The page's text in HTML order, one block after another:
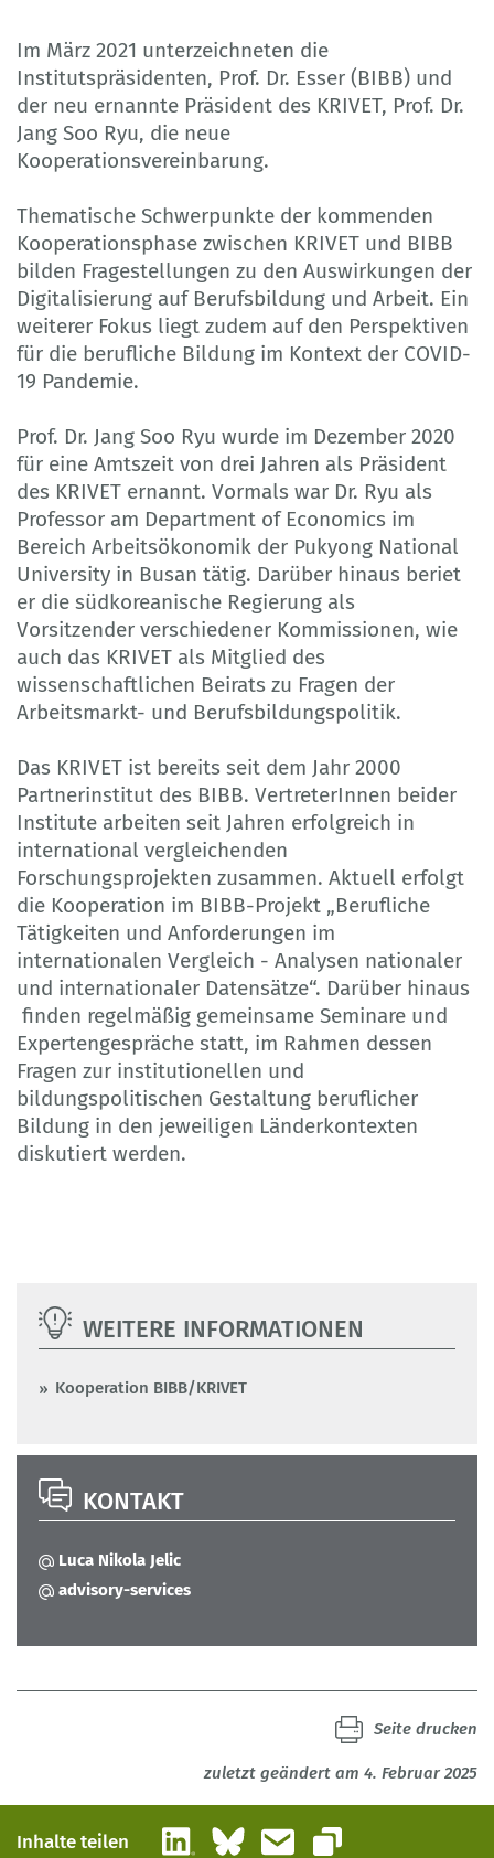
Im März 2021 unterzeichneten die
Institutspräsidenten, Prof. Dr. Esser (BIBB) und
der neu ernannte Präsident des KRIVET, Prof. Dr.
Jang Soo Ryu, die neue
Kooperationsvereinbarung.
Thematische Schwerpunkte der kommenden
Kooperationsphase zwischen KRIVET und BIBB
bilden Fragestellungen zu den Auswirkungen der
Digitalisierung auf Berufsbildung und Arbeit. Ein
weiterer Fokus liegt zudem auf den Perspektiven
für die berufliche Bildung im Kontext der COVID-
19 Pandemie.
Prof. Dr. Jang Soo Ryu wurde im Dezember 2020
für eine Amtszeit von drei Jahren als Präsident
des KRIVET ernannt. Vormals war Dr. Ryu als
Professor am Department of Economics im
Bereich Arbeitsökonomik der Pukyong National
University in Busan tätig. Darüber hinaus beriet
er die südkoreanische Regierung als
Vorsitzender verschiedener Kommissionen, wie
auch das KRIVET als Mitglied des
wissenschaftlichen Beirats zu Fragen der
Arbeitsmarkt- und Berufsbildungspolitik.
Das KRIVET ist bereits seit dem Jahr 2000
Partnerinstitut des BIBB. VertreterInnen beider
Institute arbeiten seit Jahren erfolgreich in
international vergleichenden
Forschungsprojekten zusammen. Aktuell erfolgt
die Kooperation im BIBB-Projekt „Berufliche
Tätigkeiten und Anforderungen im
internationalen Vergleich - Analysen nationaler
und internationaler Datensätze“. Darüber hinaus
finden regelmäßig gemeinsame Seminare und
Expertengespräche statt, im Rahmen dessen
Fragen zur institutionellen und
bildungspolitischen Gestaltung beruflicher
Bildung in den jeweiligen Länderkontexten
diskutiert werden.
WEITERE INFORMATIONEN
Kooperation BIBB/KRIVET
KONTAKT
Luca Nikola Jelic
advisory-services
zuletzt geändert am 4. Februar 2025
Seite drucken
Inhalte teilen LinkedInBlueskyE-Mail
Link kopieren